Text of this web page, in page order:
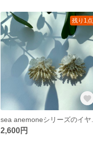
残り1点
2,600円